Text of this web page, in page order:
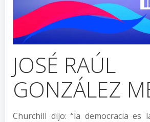
JOSÉ RAÚL
GONZÁLEZ
Churchill dijo: “la democracia es